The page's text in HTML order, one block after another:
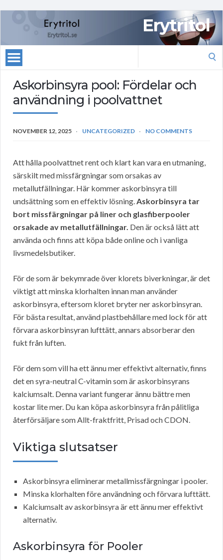
Erytritol
Askorbinsyra pool: Fördelar och
användning i poolvattnet
NOVEMBER 12, 2025 UNCATEGORIZED NO COMMENTS
Att hålla poolvattnet rent och klart kan vara en utmaning,
särskilt med missfärgningar som orsakas av
metallutfällningar. Här kommer askorbinsyra till
undsättning som en effektiv lösning.Askorbinsyra tar
bort missfärgningar på liner och glasfiberpooler
orsakade av metallutfällningar. Den är också lätt att
använda och finns att köpa både online och i vanliga
livsmedelsbutiker.
För de som är bekymrade över klorets biverkningar, är det
viktigt att minska klorhalten innan man använder
askorbinsyra, eftersom kloret bryter ner askorbinsyran.
För bästa resultat, använd plastbehållare med lock för att
förvara askorbinsyran lufttätt, annars absorberar den
fukt från luften.
För dem som vill ha ett ännu mer effektivt alternativ, finns
det en syra-neutral C-vitamin som är askorbinsyrans
kalciumsalt. Denna variant fungerar ännu bättre men
kostar lite mer. Du kan köpa askorbinsyra från pålitliga
återförsäljare som Allt-fraktfritt, Prisad och CDON.
Viktiga slutsatser
Askorbinsyra eliminerar metallmissfärgningar i pooler.
Minska klorhalten före användning och förvara lufttätt.
Kalciumsalt av askorbinsyra är ett ännu mer effektivt
alternativ.
Askorbinsyra för Pooler